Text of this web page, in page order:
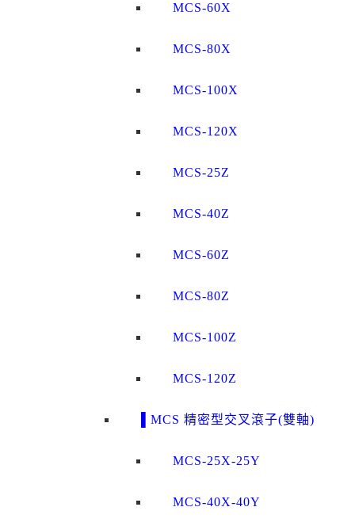
MCS-60X
MCS-80X
MCS-100X
MCS-120X
MCS-25Z
MCS-40Z
MCS-60Z
MCS-80Z
MCS-100Z
MCS-120Z
▌MCS 精密型交叉滾子(雙軸)
MCS-25X-25Y
MCS-40X-40Y